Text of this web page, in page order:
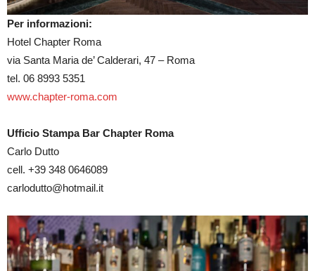
Per informazioni:
Hotel Chapter Roma
via Santa Maria de’ Calderari, 47 – Roma
tel. 06 8993 5351
www.chapter-roma.com
Ufficio Stampa Bar Chapter Roma
Carlo Dutto
cell. +39 348 0646089
carlodutto@hotmail.it